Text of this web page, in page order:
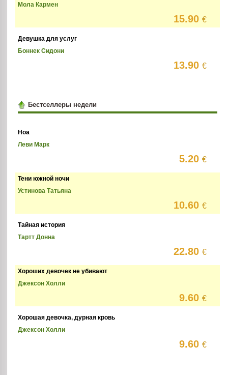
Мола Кармен
15.90€
Девушка для услуг
Боннек Сидони
13.90€
Бестселлеры недели
Ноа
Леви Марк
5.20€
Тени южной ночи
Устинова Татьяна
10.60€
Тайная история
Тартт Донна
22.80€
Хороших девочек не убивают
Джексон Холли
9.60€
Хорошая девочка, дурная кровь
Джексон Холли
9.60€